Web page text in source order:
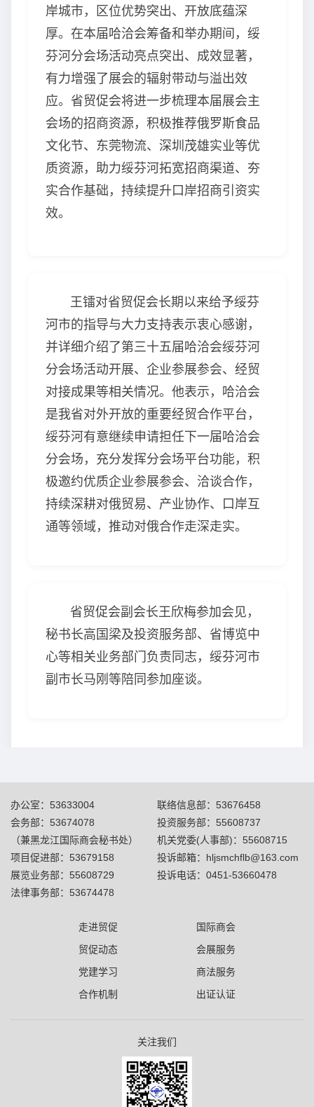
岸城市，区位优势突出、开放底蕴深
厚。在本届哈洽会筹备和举办期间，绥
芬河分会场活动亮点突出、成效显著，
有力增强了展会的辐射带动与溢出效
应。省贸促会将进一步梳理本届展会主
会场的招商资源，积极推荐俄罗斯食品
文化节、东莞物流、深圳茂雄实业等优
质资源，助力绥芬河拓宽招商渠道、夯
实合作基础，持续提升口岸招商引资实
效。
王镭对省贸促会长期以来给予绥芬
河市的指导与大力支持表示衷心感谢，
并详细介绍了第三十五届哈洽会绥芬河
分会场活动开展、企业参展参会、经贸
对接成果等相关情况。他表示，哈洽会
是我省对外开放的重要经贸合作平台，
绥芬河有意继续申请担任下一届哈洽会
分会场，充分发挥分会场平台功能，积
极邀约优质企业参展参会、洽谈合作，
持续深耕对俄贸易、产业协作、口岸互
通等领域，推动对俄合作走深走实。
省贸促会副会长王欣梅参加会见，
秘书长高国梁及投资服务部、省博览中
心等相关业务部门负责同志，绥芬河市
副市长马刚等陪同参加座谈。
办公室：53633004
会务部：53674078
（兼黑龙江国际商会秘书处）
项目促进部：53679158
展览业务部：55608729
法律事务部：53674478
联络信息部：53676458
投资服务部：55608737
机关党委(人事部)：55608715
投诉邮箱：hljsmchflb@163.com
投诉电话：0451-53660478
走进贸促
国际商会
贸促动态
会展服务
党建学习
商法服务
合作机制
出证认证
关注我们